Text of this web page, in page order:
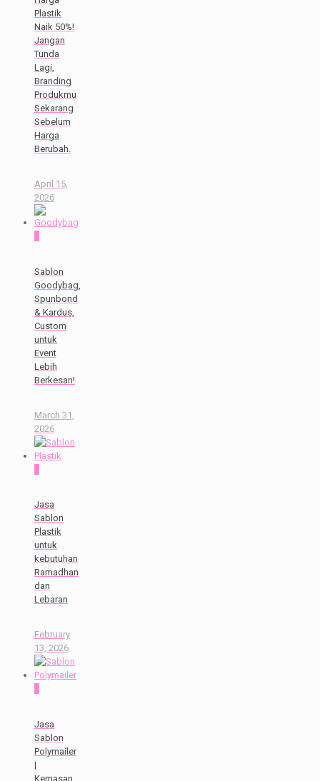
Plastik
Naik 50%!
Jangan
Tunda
Lagi,
Branding
Produkmu
Sekarang
Sebelum
Harga
Berubah.
April 15,
2026
Sablon
Goodybag,
Spunbond
& Kardus,
Custom
untuk
Event
Lebih
Berkesan!
March 31,
2026
Jasa
Sablon
Plastik
untuk
kebutuhan
Ramadhan
dan
Lebaran
February
13, 2026
Jasa
Sablon
Polymailer
|
Kemasan